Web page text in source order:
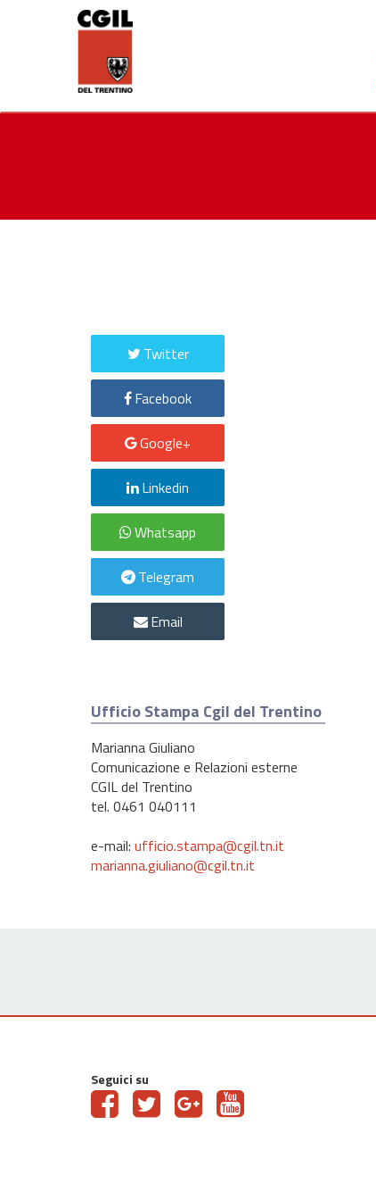
Twitter
Facebook
Google+
Linkedin
Whatsapp
Telegram
Email
Ufficio Stampa Cgil del Trentino
Marianna Giuliano
Comunicazione e Relazioni esterne
CGIL del Trentino
tel. 0461 040111
e-mail: ufficio.stampa@cgil.tn.it
marianna.giuliano@cgil.tn.it
Seguici su